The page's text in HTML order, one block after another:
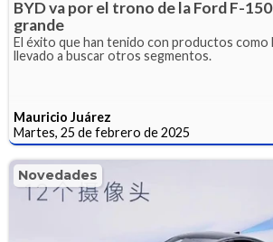
BYD va por el trono de la Ford F-
grande
El éxito que han tenido con productos como
llevado a buscar otros segmentos.
Mauricio Juárez
Martes, 25 de febrero de 2025
Novedades